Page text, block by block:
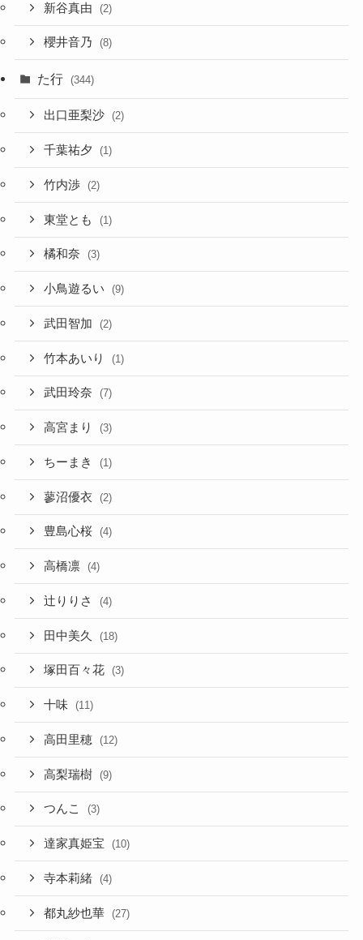
新谷真由 (2)
櫻井音乃 (8)
た行 (344)
出口亜梨沙 (2)
千葉祐夕 (1)
竹内渉 (2)
東堂とも (1)
橘和奈 (3)
小鳥遊るい (9)
武田智加 (2)
竹本あいり (1)
武田玲奈 (7)
高宮まり (3)
ちーまき (1)
蓼沼優衣 (2)
豊島心桜 (4)
高橋凛 (4)
辻りりさ (4)
田中美久 (18)
塚田百々花 (3)
十味 (11)
高田里穂 (12)
高梨瑞樹 (9)
つんこ (3)
達家真姫宝 (10)
寺本莉緒 (4)
都丸紗也華 (27)